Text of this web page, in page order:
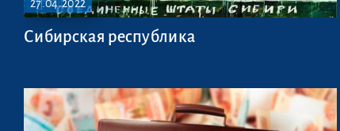
27.04.2022
Сибирская республика